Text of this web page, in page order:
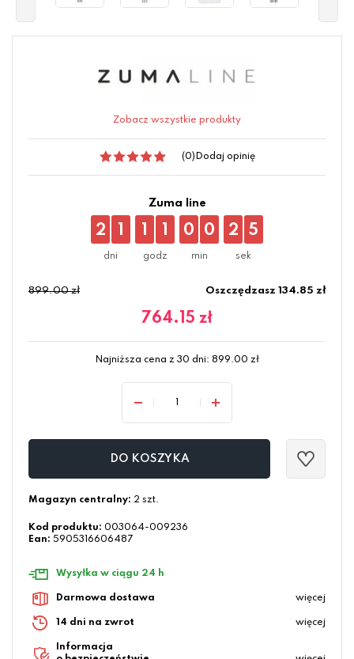
Zobacz wszystkie produkty
(0) Dodaj opinię
Zuma line
2 1 1 1 0 0 2 4
899.00 zł Oszczędzasz 134.85 zł
764.15 zł
Najniższa cena z 30 dni: 899.00 zł
DO KOSZYKA
Magazyn centralny: 2 szt.
Kod produktu: 003064-009236
Ean: 5905316606487
Wysyłka w ciągu 24 h
Darmowa dostawa więcej
14 dni na zwrot więcej
Informacja